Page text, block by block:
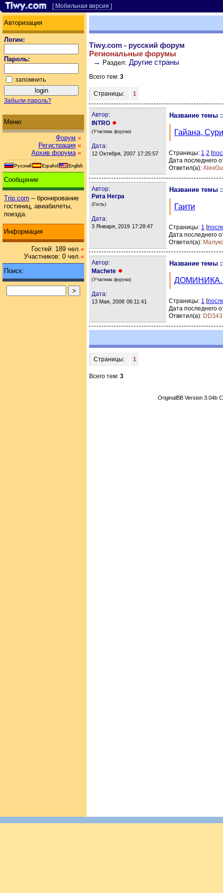
[ Мобильная версия ]
Авторизация
Логин:
Пароль:
запомнить
Забыли пароль?
Меню
Форум «
Регистрация «
Архив форума «
Сообщение
Trip.com – бронирование
гостиниц, авиабилеты,
поезда.
Информация
Гостей: 189 чел.«
Участников: 0 чел.«
Поиск:
Tiwy.com - русский форум
Региональные форумы
→ Раздел: Другие страны
Всего тем: 3
Страницы: 1
Автор:
INTRO ●
(Участник форума)
Дата:
12 Октября, 2007 17:25:57
Название темы
Гайана,
Страницы: 1 2 [
Дата последнего
Ответил(а):
Автор:
Рита Негра
(Гость)
Дата:
3 Января, 2019 17:28:47
Название темы
Гаити
Страницы: 1 [
Дата последнего
Ответил(а):
Автор:
Machete ●
(Участник форума)
Дата:
13 Мая, 2008 06:11:41
Название темы
Страницы: 1 [
Дата последнего
Ответил(а): DD343
Страницы: 1
Всего тем: 3
OriginalBB Version 3.04b